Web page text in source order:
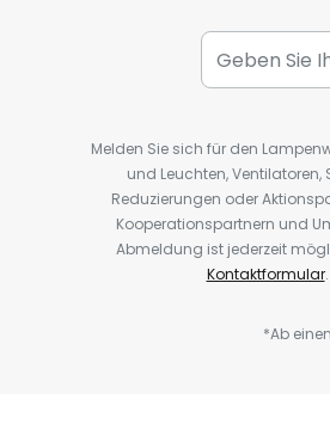
Melden Sie sich für den
und Leuchten,
Reduzierungen oder
Kooperationspartnern und
Abmeldung ist jederzeit
Kontaktformular
*Ab